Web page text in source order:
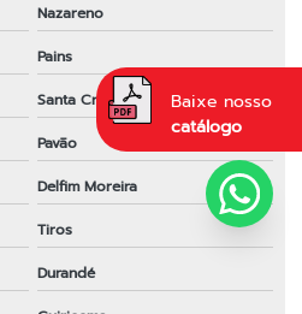
Nazareno
Pains
Santa Cruz de Minas
Pavão
Delfim Moreira
Tiros
Durandé
Baixe nosso
catálogo